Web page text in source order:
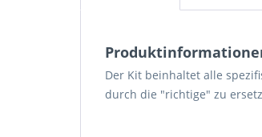
Der Kit beinhaltet alle
durch die "richtige" zu